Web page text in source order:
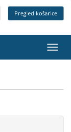
Pregled košarice